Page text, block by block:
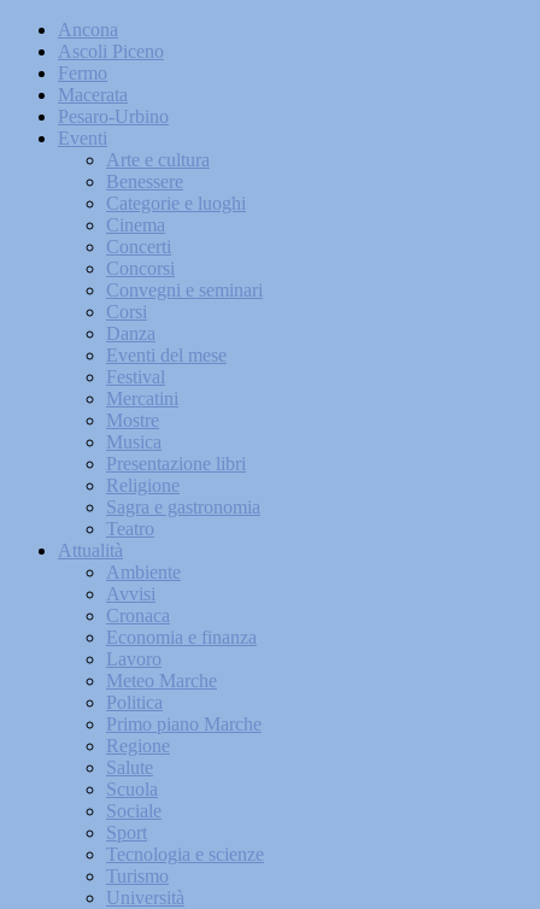
Ancona
Ascoli Piceno
Fermo
Macerata
Pesaro-Urbino
Eventi
Arte e cultura
Benessere
Categorie e luoghi
Cinema
Concerti
Concorsi
Convegni e seminari
Corsi
Danza
Eventi del mese
Festival
Mercatini
Mostre
Musica
Presentazione libri
Religione
Sagra e gastronomia
Teatro
Attualità
Ambiente
Avvisi
Cronaca
Economia e finanza
Lavoro
Meteo Marche
Politica
Primo piano Marche
Regione
Salute
Scuola
Sociale
Sport
Tecnologia e scienze
Turismo
Università